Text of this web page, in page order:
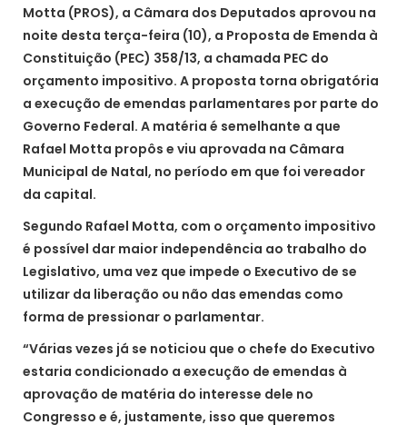
Motta (PROS), a Câmara dos Deputados aprovou na
noite desta terça-feira (10), a Proposta de Emenda à
Constituição (PEC) 358/13, a chamada PEC do
orçamento impositivo. A proposta torna obrigatória
a execução de emendas parlamentares por parte do
Governo Federal. A matéria é semelhante a que
Rafael Motta propôs e viu aprovada na Câmara
Municipal de Natal, no período em que foi vereador
da capital.
Segundo Rafael Motta, com o orçamento impositivo
é possível dar maior independência ao trabalho do
Legislativo, uma vez que impede o Executivo de se
utilizar da liberação ou não das emendas como
forma de pressionar o parlamentar.
“Várias vezes já se noticiou que o chefe do Executivo
estaria condicionado a execução de emendas à
aprovação de matéria do interesse dele no
Congresso e é, justamente, isso que queremos